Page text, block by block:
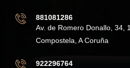
881081286
Av. de Romero Donallo, 34,
Compostela, A Coruña
922296764